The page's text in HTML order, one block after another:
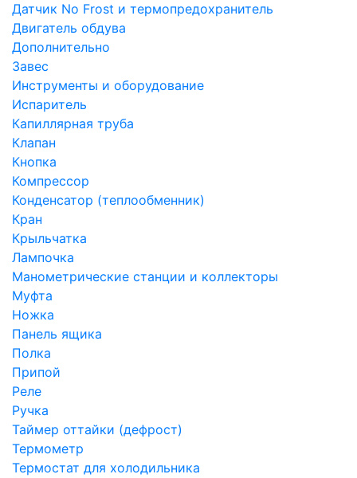
Датчик No Frost и термопредохранитель
Двигатель обдува
Дополнительно
Завес
Инструменты и оборудование
Испаритель
Капиллярная труба
Клапан
Кнопка
Компрессор
Конденсатор (теплообменник)
Кран
Крыльчатка
Лампочка
Манометрические станции и коллекторы
Муфта
Ножка
Панель ящика
Полка
Припой
Реле
Ручка
Таймер оттайки (дефрост)
Термометр
Термостат для холодильника